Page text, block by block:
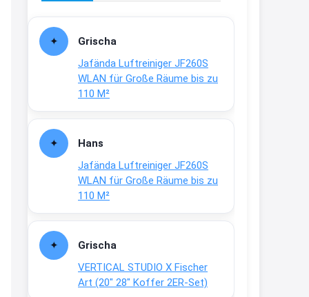
Grischa
Jafända Luftreiniger JF260S
WLAN für Große Räume bis zu
110 M²
Hans
Jafända Luftreiniger JF260S
WLAN für Große Räume bis zu
110 M²
Grischa
VERTICAL STUDIO X Fischer
Art (20″ 28″ Koffer 2ER-Set)
↩
Joachim
Ab diesem Jahr gibt es keine
Fielmann-Blinkis mehr / wurde
www.fielmann-
group.com/blinkis...
13:44
dich zu sehen, alles gut?